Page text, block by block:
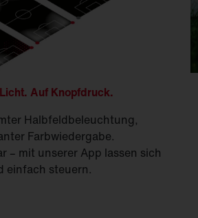
Auf Knopfdruck.
Halbfeldbeleuchtung,
Farb­wiedergabe.
– mit unserer App lassen sich
einfach steuern.